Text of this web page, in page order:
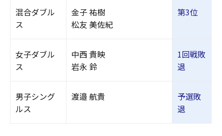
混合ダブル
ス
金子 祐樹
松友 美佐紀
第3位
女子ダブル
ス
中西 貴映
岩永 鈴
1回戦敗
退
男子シング
ルス
渡邉 航貴
予選敗
退